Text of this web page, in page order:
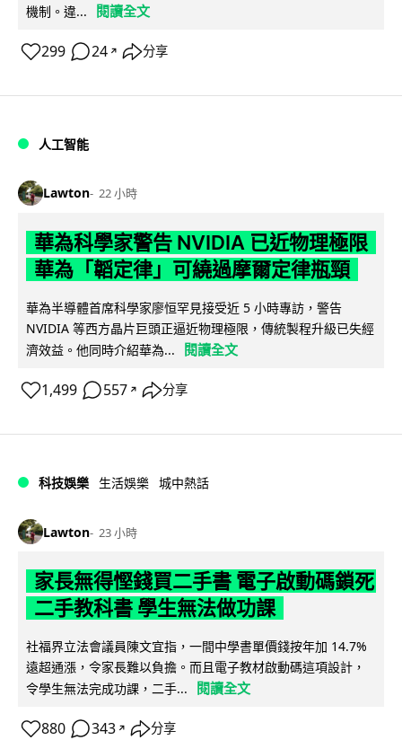
機制。違...
閱讀全文
299 24 ↗ 分享
人工智能
Lawton 22 小時
華為科學家警告 NVIDIA 已近物理極限
華為「韜定律」可繞過摩爾定律瓶頸
華為半導體首席科學家廖恒罕見接受近 5 小時專訪，警告
NVIDIA 等西方晶片巨頭正逼近物理極限，傳統製程升級已失經
濟效益。他同時介紹華為...
閱讀全文
1,499 557 ↗ 分享
科技娛樂 生活娛樂 城中熱話
Lawton 23 小時
家長無得慳錢買二手書 電子啟動碼鎖死
二手教科書 學生無法做功課
社福界立法會議員陳文宜指，一間中學書單價錢按年加 14.7%
遠超通漲，令家長難以負擔。而且電子教材啟動碼這項設計，
令學生無法完成功課，二手...
閱讀全文
880 343 ↗ 分享